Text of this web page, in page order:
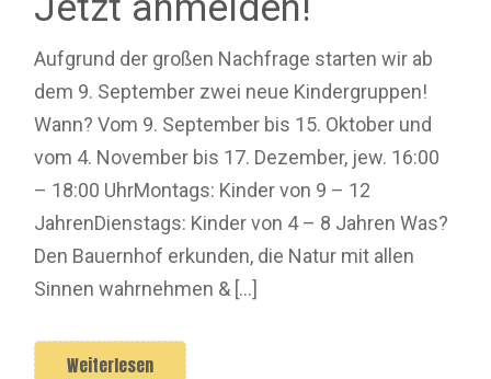
Aufgrund der großen Nachfrage starten wir ab
dem 9. September zwei neue Kindergruppen!
Wann? Vom 9. September bis 15. Oktober und
vom 4. November bis 17. Dezember, jew. 16:00
– 18:00 UhrMontags: Kinder von 9 – 12
JahrenDienstags: Kinder von 4 – 8 Jahren Was?
Den Bauernhof erkunden, die Natur mit allen
Sinnen wahrnehmen & […]
Weiterlesen